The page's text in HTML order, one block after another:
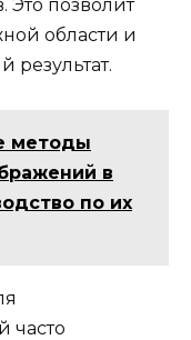
Это позволит
области и
результат.
методы
в
по их
часто